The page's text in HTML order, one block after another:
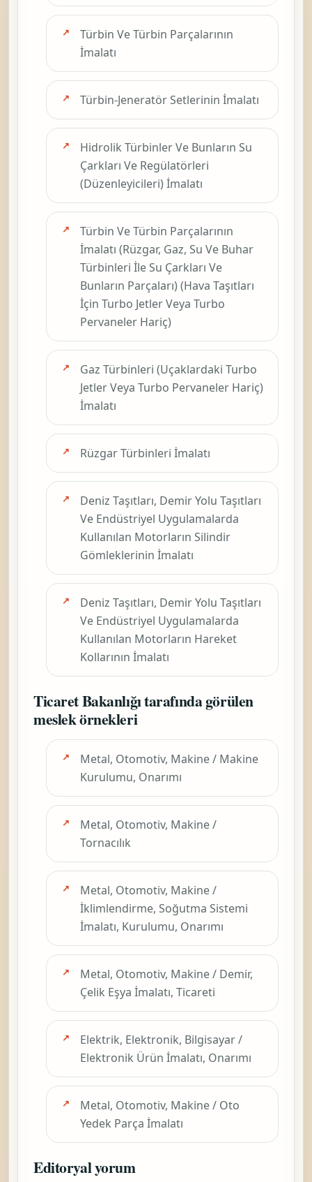
Türbin Ve Türbin Parçalarının
İmalatı
Türbin-Jeneratör Setlerinin İmalatı
Hidrolik Türbinler Ve Bunların Su
Çarkları Ve Regülatörleri
(Düzenleyicileri) İmalatı
Türbin Ve Türbin Parçalarının
İmalatı (Rüzgar, Gaz, Su Ve Buhar
Türbinleri İle Su Çarkları Ve
Bunların Parçaları) (Hava Taşıtları
İçin Turbo Jetler Veya Turbo
Pervaneler Hariç)
Gaz Türbinleri (Uçaklardaki Turbo
Jetler Veya Turbo Pervaneler Hariç)
İmalatı
Rüzgar Türbinleri İmalatı
Deniz Taşıtları, Demir Yolu Taşıtları
Ve Endüstriyel Uygulamalarda
Kullanılan Motorların Silindir
Gömleklerinin İmalatı
Deniz Taşıtları, Demir Yolu Taşıtları
Ve Endüstriyel Uygulamalarda
Kullanılan Motorların Hareket
Kollarının İmalatı
Ticaret Bakanlığı tarafında görülen
meslek örnekleri
Metal, Otomotiv, Makine / Makine
Kurulumu, Onarımı
Metal, Otomotiv, Makine /
Tornacılık
Metal, Otomotiv, Makine /
İklimlendirme, Soğutma Sistemi
İmalatı, Kurulumu, Onarımı
Metal, Otomotiv, Makine / Demir,
Çelik Eşya İmalatı, Ticareti
Elektrik, Elektronik, Bilgisayar /
Elektronik Ürün İmalatı, Onarımı
Metal, Otomotiv, Makine / Oto
Yedek Parça İmalatı
Editoryal yorum